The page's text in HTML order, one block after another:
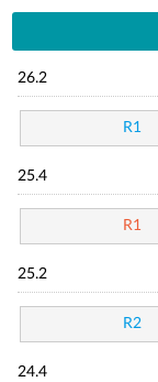
26.2
R1
25.4
R1
25.2
R2
24.4